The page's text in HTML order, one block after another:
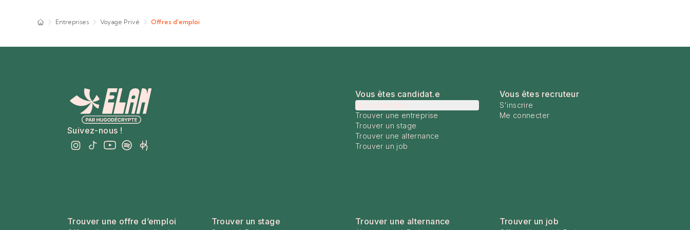
Entreprises Voyage Privé Offres d'emploi
Suivez-nous !
Vous êtes candidat.e
Trouver une entreprise
Trouver un stage
Trouver une alternance
Trouver un job
Vous êtes recruteur
S'inscrire
Me connecter
Trouver une offre d’emploi Trouver un stage Trouver une alternance Trouver un job